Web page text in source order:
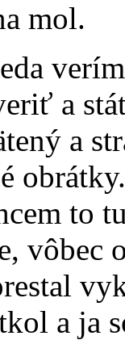
mol.
a
a
to
vôbec
a ja